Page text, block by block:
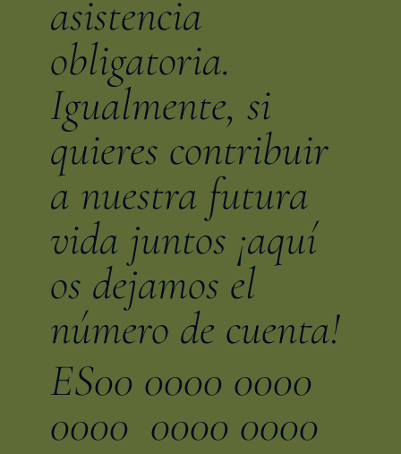
asistencia
obligatoria.
Igualmente, si
quieres contribuir
a nuestra futura
vida juntos ¡aquí
os dejamos el
número de cuenta!
ES00 0000 0000
0000 0000 0000